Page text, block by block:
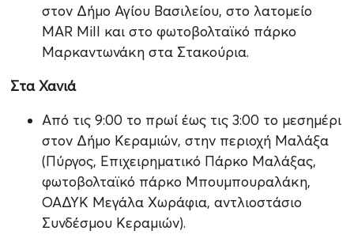
στον Δήμο Αγίου Βασιλείου, στο λατομείο
MAR Mill και στο φωτοβολταϊκό πάρκο
Μαρκαντωνάκη στα Στακούρια.
Στα Χανιά
Από τις 9:00 το πρωί έως τις 3:00 το μεσημέρι
στον Δήμο Κεραμιών, στην περιοχή Μαλάξα
(Πύργος, Επιχειρηματικό Πάρκο Μαλάξας,
φωτοβολταϊκό πάρκο Μπουμπουραλάκη,
ΟΑΔΥΚ Μεγάλα Χωράφια, αντλιοστάσιο
Συνδέσμου Κεραμιών).